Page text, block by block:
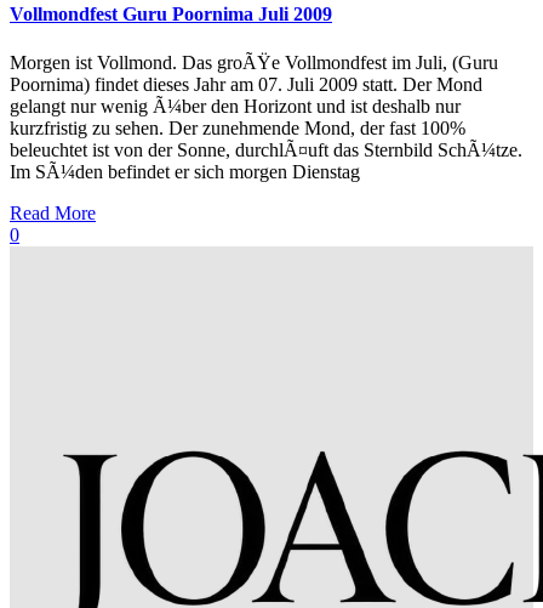
Vollmondfest Guru Poornima Juli 2009
Morgen ist Vollmond. Das groÃŸe Vollmondfest im Juli, (Guru
Poornima) findet dieses Jahr am 07. Juli 2009 statt. Der Mond
gelangt nur wenig Ã¼ber den Horizont und ist deshalb nur
kurzfristig zu sehen. Der zunehmende Mond, der fast 100%
beleuchtet ist von der Sonne, durchlÃ¤uft das Sternbild SchÃ¼tze.
Im SÃ¼den befindet er sich morgen Dienstag
Read More
0